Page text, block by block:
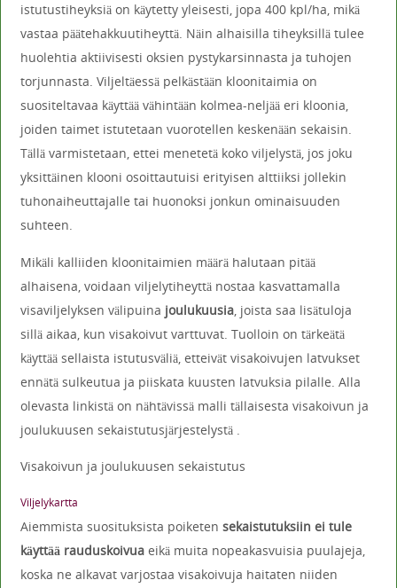
istutustiheyksiä on käytetty yleisesti, jopa 400 kpl/ha, mikä
vastaa päätehakkuutiheyttä. Näin alhaisilla tiheyksillä tulee
huolehtia aktiivisesti oksien pystykarsinnasta ja tuhojen
torjunnasta. Viljeltäessä pelkästään kloonitaimia on
suositeltavaa käyttää vähintään kolmea-neljää eri kloonia,
joiden taimet istutetaan vuorotellen keskenään sekaisin.
Tällä varmistetaan, ettei menetetä koko viljelystä, jos joku
yksittäinen klooni osoittautuisi erityisen alttiiksi jollekin
tuhonaiheuttajalle tai huonoksi jonkun ominaisuuden
suhteen.
Mikäli kalliiden kloonitaimien määrä halutaan pitää
alhaisena, voidaan viljelytiheyttä nostaa kasvattamalla
visaviljelyksen välipuina joulukuusia, joista saa lisätuloja
sillä aikaa, kun visakoivut varttuvat. Tuolloin on tärkeätä
käyttää sellaista istutusväliä, etteivät visakoivujen latvukset
ennätä sulkeutua ja piiskata kuusten latvuksia pilalle. Alla
olevasta linkistä on nähtävissä malli tällaisesta visakoivun ja
joulukuusen sekaistutusjärjestelystä .
Visakoivun ja joulukuusen sekaistutus
Viljelykartta
Aiemmista suosituksista poiketen sekaistutuksiin ei tule
käyttää rauduskoivuaeikä muita nopeakasvuisia puulajeja,
koska ne alkavat varjostaa visakoivuja haitaten niiden